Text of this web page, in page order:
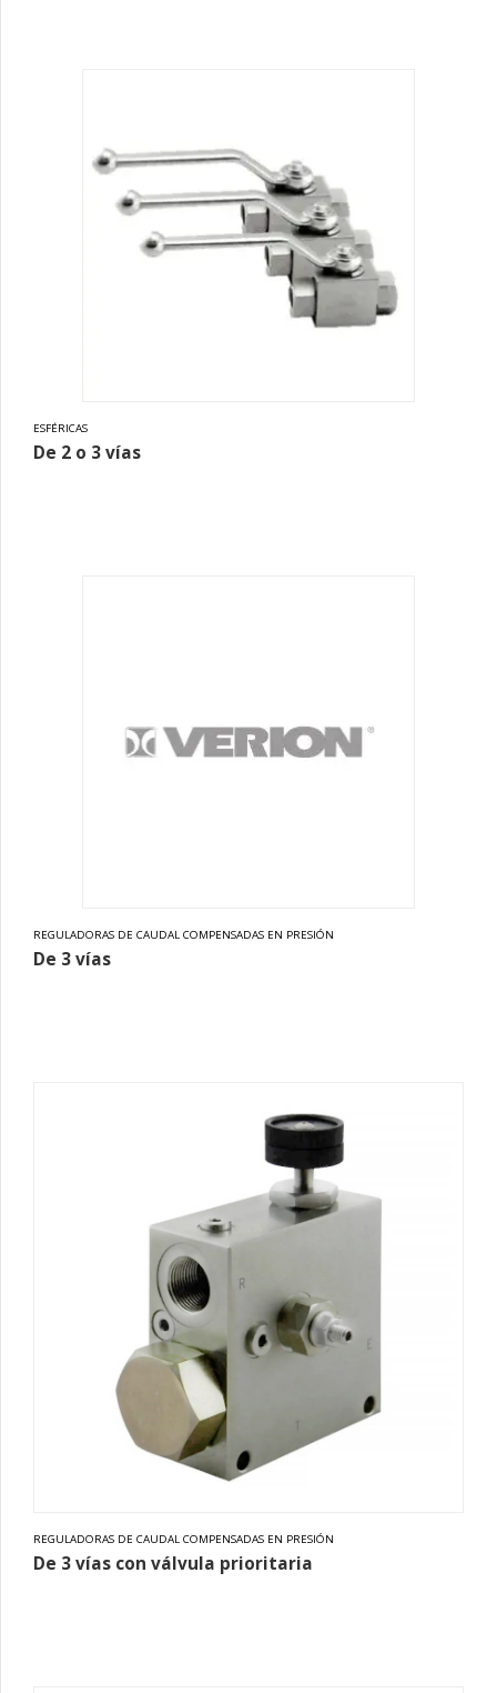
ESFÉRICAS
De 2 o 3 vías
REGULADORAS DE CAUDAL COMPENSADAS EN PRESIÓN
De 3 vías
REGULADORAS DE CAUDAL COMPENSADAS EN PRESIÓN
De 3 vías con válvula prioritaria